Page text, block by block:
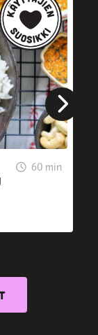
60 min